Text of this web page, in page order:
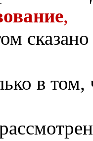
,
в